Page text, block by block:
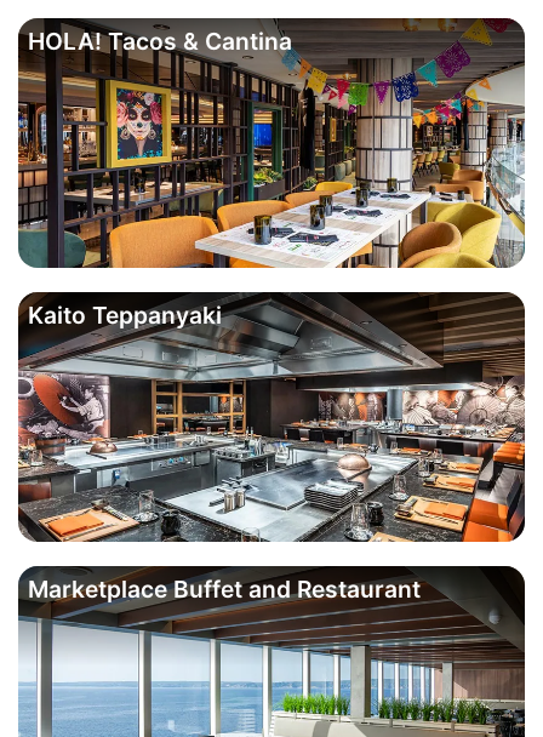
HOLA! Tacos & Cantina
Kaito Teppanyaki
Marketplace Buffet and Restaurant